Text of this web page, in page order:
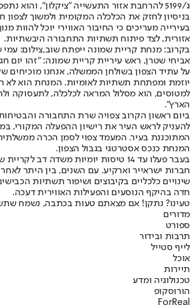
ג/5199 להרחבת אזור התעשייה "ציקלון", והוא
בניסיון לחזק את הכלכלה המקומית ולמשוך לצפון
בעירייה מעריכים כי החיבור האווירי יוכל להוות
אזורית, לצד פיתוח תשתיות התחבורה היבשתיות.
בקרוב: מנחת קריית שמונה ייפתח שוב,צילום: עמי
אביחי שטרן, ראש עיריית קריית שמונה: "זהו יום
על עתיד הצפון בשולחן הממשלה, אנחנו מוכיחים
יוזמת ומפתחת תשתיות לאומיות. המנחת הוא לא
למטוסים, הוא מסלול המראה לכלכלה, לתעסוקה
הארץ".
ביום ראשון הקרוב צפויה שרת התחבורה
להעניק לראש העיר את רישיון ההפעלה המקורי,
המתוכננת בעיר. המעמד צפוי לסמן הכרה
המנחת כנכס אסטרטגי בגבול הצפון.
בעבר פעלו עד 14 טיסות יומיות משדה דב
חברות ישראייר וארקיע. עם השנים, בין היתר לאחר
שינויים כלכליים בקיבוצים ושיפור תשתיות
חדה בהיקף הנוסעים והפעילות האווירית דעכה.
טעינו? נתקן! אם מצאתם טעות בכתבה, נשמח
מדורים
ספורט
תרבות ובידור
לייף סטייל
אוכל
תיירות
טכנולוגיה ומדע
הורוסקופ
ForReal